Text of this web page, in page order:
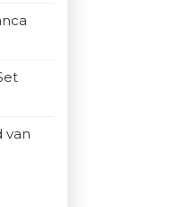
van